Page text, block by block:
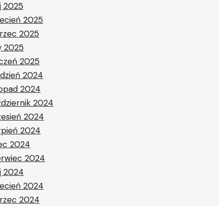
2025
2025
2025
2025
2025
2024
2024
2024
2024
2024
2024
2024
2024
2024
2024